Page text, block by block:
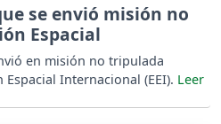
se envió misión no
Espacial
en misión no tripulada
Internacional (EEI).